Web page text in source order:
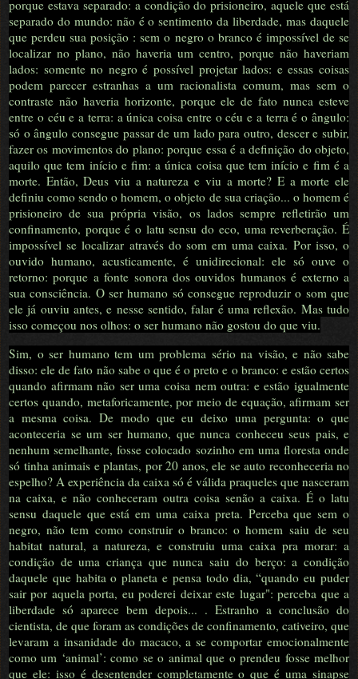
porque estava separado: a condição do prisioneiro, aquele que está
separado do mundo: não é o sentimento da liberdade, mas daquele
que perdeu sua posição : sem o negro o branco é impossível de se
localizar no plano, não haveria um centro, porque não haveriam
lados: somente no negro é possível projetar lados: e essas coisas
podem parecer estranhas a um racionalista comum, mas sem o
contraste não haveria horizonte, porque ele de fato nunca esteve
entre o céu e a terra: a única coisa entre o céu e a terra é o ângulo:
só o ângulo consegue passar de um lado para outro, descer e subir,
fazer os movimentos do plano: porque essa é a definição do objeto,
aquilo que tem início e fim: a única coisa que tem início e fim é a
morte. Então, Deus viu a natureza e viu a morte? E a morte ele
definiu como sendo o homem, o objeto de sua criação... o homem é
prisioneiro de sua própria visão, os lados sempre refletirão um
confinamento, porque é o latu sensu do eco, uma reverberação. É
impossível se localizar através do som em uma caixa. Por isso, o
ouvido humano, acusticamente, é unidirecional: ele só ouve o
retorno: porque a fonte sonora dos ouvidos humanos é externo a
sua consciência. O ser humano só consegue reproduzir o som que
ele já ouviu antes, e nesse sentido, falar é uma reflexão. Mas tudo
isso começou nos olhos: o ser humano não gostou do que viu.
Sim, o ser humano tem um problema sério na visão, e não sabe
disso: ele de fato não sabe o que é o preto e o branco: e estão certos
quando afirmam não ser uma coisa nem outra: e estão igualmente
certos quando, metaforicamente, por meio de equação, afirmam ser
a mesma coisa. De modo que eu deixo uma pergunta: o que
aconteceria se um ser humano, que nunca conheceu seus pais, e
nenhum semelhante, fosse colocado sozinho em uma floresta onde
só tinha animais e plantas, por 20 anos, ele se auto reconheceria no
espelho? A experiência da caixa só é válida praqueles que nasceram
na caixa, e não conheceram outra coisa senão a caixa. É o latu
sensu daquele que está em uma caixa preta. Perceba que sem o
negro, não tem como construir o branco: o homem saiu de seu
habitat natural, a natureza, e construiu uma caixa pra morar: a
condição de uma criança que nunca saiu do berço: a condição
daquele que habita o planeta e pensa todo dia, “quando eu puder
sair por aquela porta, eu poderei deixar este lugar": perceba que a
liberdade só aparece bem depois... . Estranho a conclusão do
cientista, de que foram as condições de confinamento, cativeiro, que
levaram a insanidade do macaco, a se comportar emocionalmente
como um ‘animal’: como se o animal que o prendeu fosse melhor
que ele: isso é desentender completamente o que é uma sinapse